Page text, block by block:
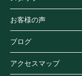
お客様の声
ブログ
アクセスマップ